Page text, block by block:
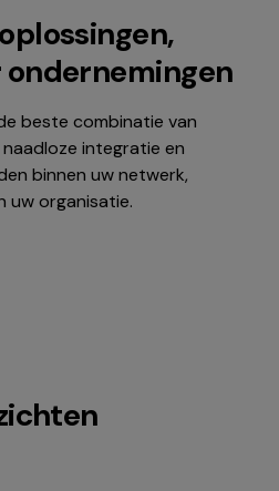
beste combinatie van
integratie en
binnen uw netwerk,
uw organisatie.